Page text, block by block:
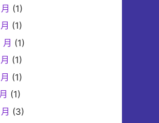
(1)
(1)
(1)
(1)
(1)
(1)
(3)